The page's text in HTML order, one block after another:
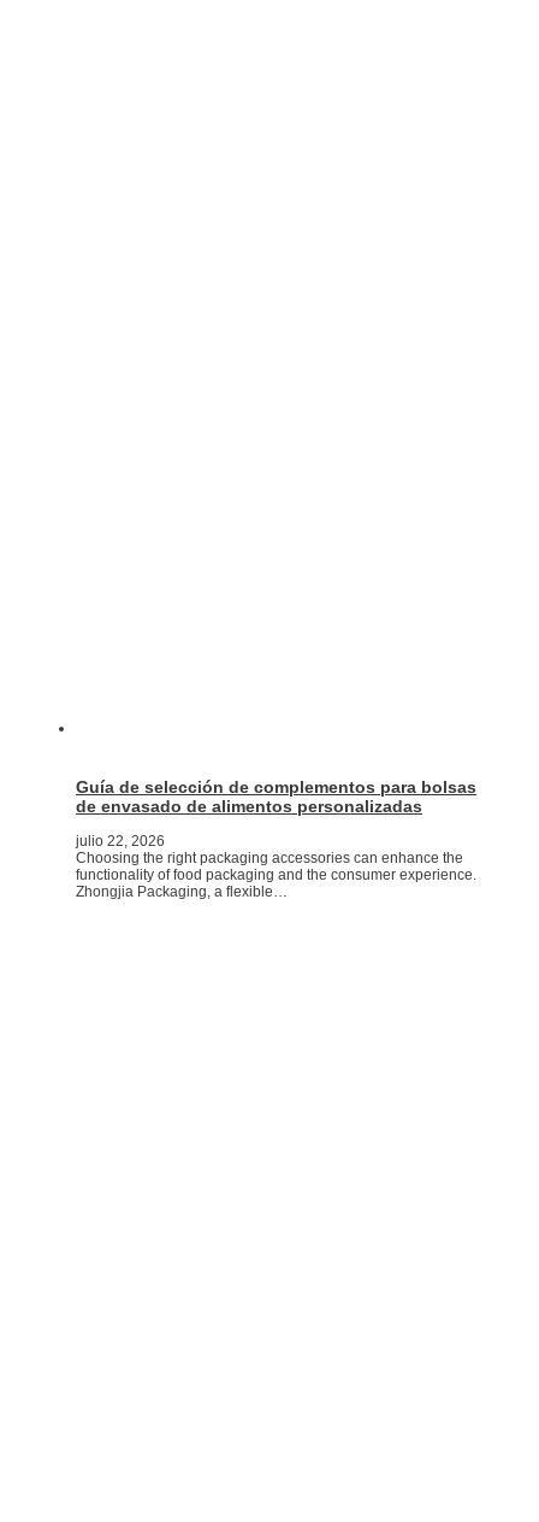
Guía de selección de complementos para bolsas
de envasado de alimentos personalizadas
julio 22, 2026
Choosing the right packaging accessories can enhance the
functionality of food packaging and the consumer experience.
Zhongjia Packaging, a flexible…